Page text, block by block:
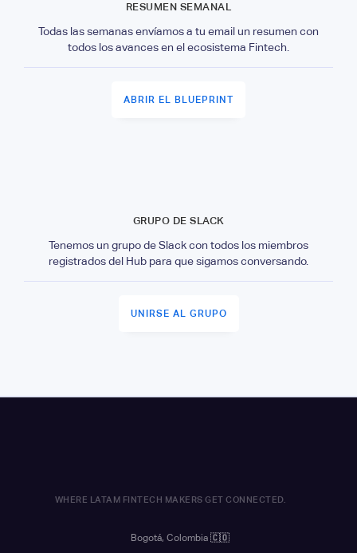
RESUMEN SEMANAL
Todas las semanas envíamos a tu email un resumen con
todos los avances en el ecosistema Fintech.
ABRIR EL BLUEPRINT
GRUPO DE SLACK
Tenemos un grupo de Slack con todos los miembros
registrados del Hub para que sigamos conversando.
UNIRSE AL GRUPO
WHERE LATAM FINTECH MAKERS GET CONNECTED.
Bogotá, Colombia 🇨🇴